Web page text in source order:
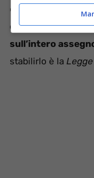
di uno scaglione
condizioni
sull’intero
stabilirlo è la